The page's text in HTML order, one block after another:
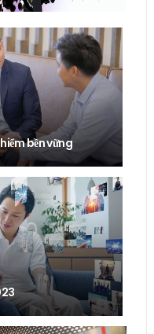
bền vững